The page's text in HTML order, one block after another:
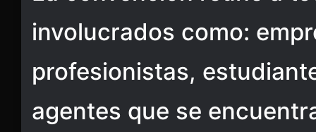
involucrados como:
profesionistas,
agentes que se